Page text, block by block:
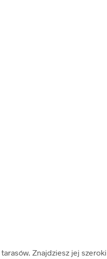
Znajdziesz jej